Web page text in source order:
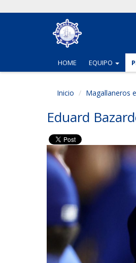
HOME EQUIPO
Inicio Magallaneros
Eduard